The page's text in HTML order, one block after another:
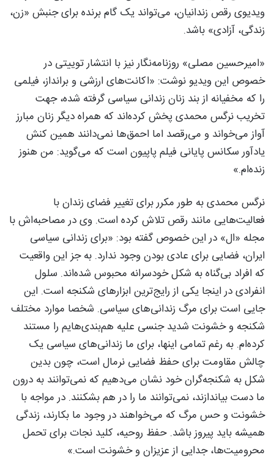
ویدیوی رقص زندانیان، می‌تواند یک گام برنده برای جنبش «زن،
زندگی، آزادی» باشد.
«امیرحسین مصلی» روزنامه‌نگار نیز با انتشار توییتی در
خصوص این ویدیو نوشت: «اکانت‌های ارزشی و برانداز، فیلمی
را که مخفیانه از بند زنان زندانی سیاسی گرفته شده، جهت
تخریب نرگس محمدی پخش کرده‌اند که همراه دیگر زنان مبارز
آواز می‌خواند و می‌رقصد اما احمق‌ها نمی‌دانند همین کنش
یادآور سکانس پایانی فیلم پاپیون است که می‌گوید: من هنوز
زنده‌ام.»
نرگس محمدی به طور مکرر برای تغییر فضای زندان با
فعالیت‌هایی مانند رقص تلاش کرده است. وی در مصاحبه‌اش با
مجله «ال» در این خصوص گفته بود: «برای زندانی سیاسی
ایران، فضایی برای عادی بودن وجود ندارد. به جز این واقعیت
که افراد بی‌گناه به شکل خودسرانه محبوس شده‌اند. سلول
انفرادی در اینجا یکی از رایج‌ترین ابزارهای شکنجه است. این
جایی است برای مرگ زندانی‌های سیاسی. شخصا موارد مختلف
شکنجه و خشونت شدید جنسی علیه هم‌بندی‌هایم را مستند
کرده‌ام. به رغم تمامی اینها، برای ما زندانی‌های سیاسی یک
چالش مقاومت برای حفظ فضایی نرمال است، چون بدین
شکل به شکنجه‌گران خود نشان می‌دهیم که نمی‌توانند به درون
ما دست بیاندازند، نمی‌توانند ما را در هم بشکنند. در مواجه با
خشونت و حس مرگ که می‌خواهند در وجود ما بکارند، زندگی
همیشه باید پیروز باشد. حفظ روحیه، کلید نجات برای تحمل
محرومیت‌ها، جدایی از عزیزان و خشونت است.»